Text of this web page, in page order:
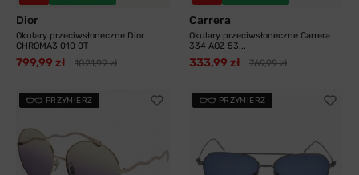
Dior
Okulary przeciwsłoneczne Dior
CHROMA3 010 0T
799,99 zł 1021,99 zł
Carrera
Okulary przeciwsłoneczne Carrera
334 AOZ 53...
333,99 zł 769,99 zł
PRZYMIERZ PRZYMIERZ